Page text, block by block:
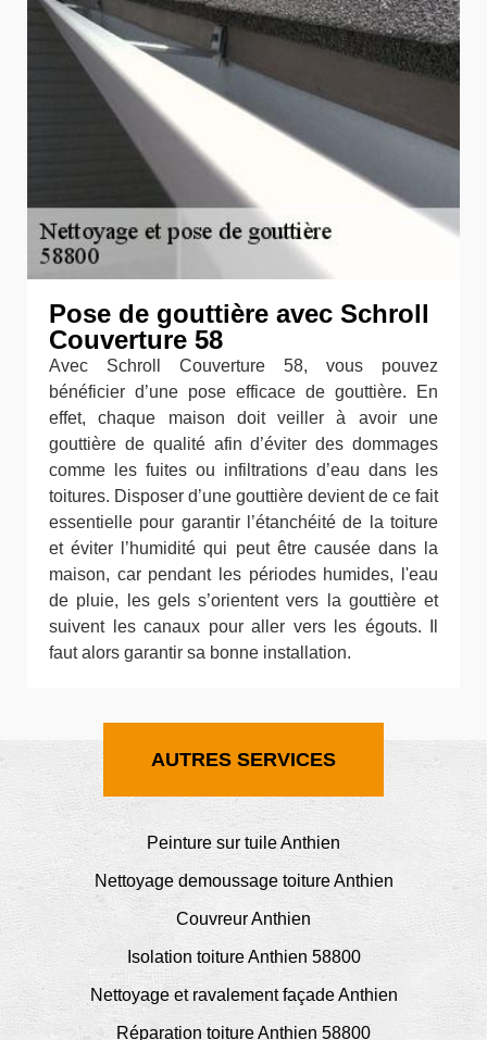
Pose de gouttière avec Schroll
Couverture 58
Avec Schroll Couverture 58, vous pouvez
bénéficier d’une pose efficace de gouttière. En
effet, chaque maison doit veiller à avoir une
gouttière de qualité afin d’éviter des dommages
comme les fuites ou infiltrations d’eau dans les
toitures. Disposer d’une gouttière devient de ce fait
essentielle pour garantir l’étanchéité de la toiture
et éviter l’humidité qui peut être causée dans la
maison, car pendant les périodes humides, l'eau
de pluie, les gels s’orientent vers la gouttière et
suivent les canaux pour aller vers les égouts. Il
faut alors garantir sa bonne installation.
AUTRES SERVICES
Peinture sur tuile Anthien
Nettoyage demoussage toiture Anthien
Couvreur Anthien
Isolation toiture Anthien 58800
Nettoyage et ravalement façade Anthien
Réparation toiture Anthien 58800